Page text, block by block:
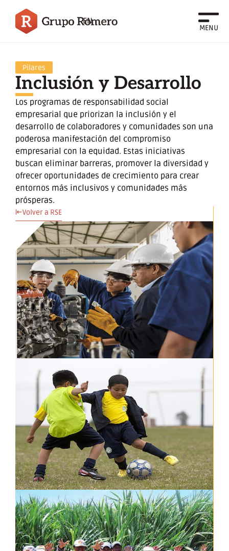
EN
MENU
Pilares
Inclusión y Desarrollo
Los programas de responsabilidad social
empresarial que priorizan la inclusión y el
desarrollo de colaboradores y comunidades son una
poderosa manifestación del compromiso
empresarial con la equidad. Estas iniciativas
buscan eliminar barreras, promover la diversidad y
ofrecer oportunidades de crecimiento para crear
entornos más inclusivos y comunidades más
prósperas.
Volver a RSE